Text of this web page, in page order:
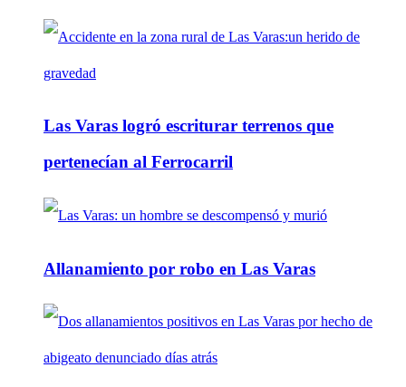
Las Varas logró escriturar terrenos que
pertenecían al Ferrocarril
Allanamiento por robo en Las Varas